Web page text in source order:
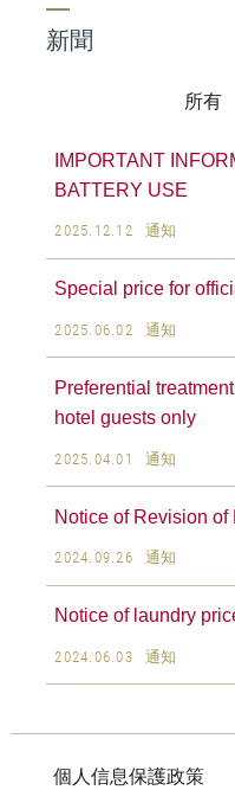
新聞
所有
IMPORTANT
BATTERY USE
2025.12.12 通知
Special price for
2025.06.02 通知
Preferential
hotel guests only
2025.04.01 通知
Notice of Revision
2024.09.26 通知
Notice of laundry
2024.06.03 通知
個人信息保護政策